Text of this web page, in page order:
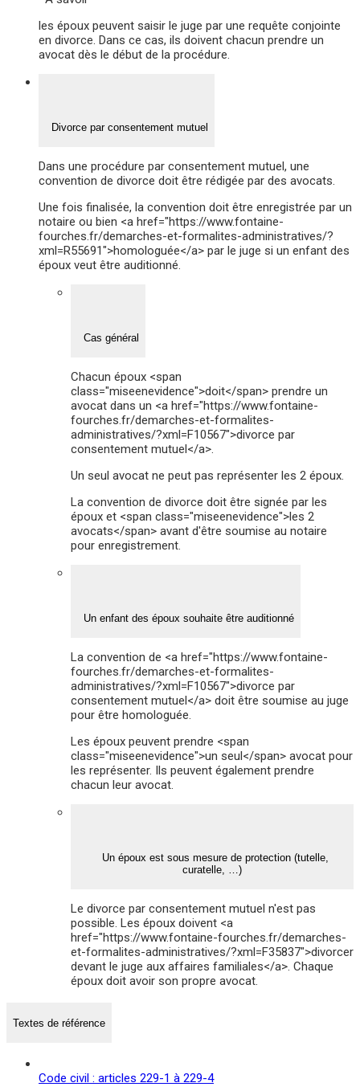
les époux peuvent saisir le juge par une requête conjointe
en divorce. Dans ce cas, ils doivent chacun prendre un
avocat dès le début de la procédure.
Divorce par consentement mutuel
Dans une procédure par consentement mutuel, une
convention de divorce doit être rédigée par des avocats.
Une fois finalisée, la convention doit être enregistrée par un
notaire ou bien <a href="https://www.fontaine-
fourches.fr/demarches-et-formalites-administratives/?
xml=R55691">homologuée</a> par le juge si un enfant des
époux veut être auditionné.
Cas général
Chacun époux <span
class="miseenevidence">doit</span> prendre un
avocat dans un <a href="https://www.fontaine-
fourches.fr/demarches-et-formalites-
administratives/?xml=F10567">divorce par
consentement mutuel</a>.
Un seul avocat ne peut pas représenter les 2 époux.
La convention de divorce doit être signée par les
époux et <span class="miseenevidence">les 2
avocats</span> avant d'être soumise au notaire
pour enregistrement.
Un enfant des époux souhaite être auditionné
La convention de <a href="https://www.fontaine-
fourches.fr/demarches-et-formalites-
administratives/?xml=F10567">divorce par
consentement mutuel</a> doit être soumise au juge
pour être homologuée.
Les époux peuvent prendre <span
class="miseenevidence">un seul</span> avocat pour
les représenter. Ils peuvent également prendre
chacun leur avocat.
Un époux est sous mesure de protection (tutelle,
curatelle, …)
Le divorce par consentement mutuel n'est pas
possible. Les époux doivent <a
href="https://www.fontaine-fourches.fr/demarches-
et-formalites-administratives/?xml=F35837">divorcer
devant le juge aux affaires familiales</a>. Chaque
époux doit avoir son propre avocat.
Textes de référence
Code civil : articles 229-1 à 229-4